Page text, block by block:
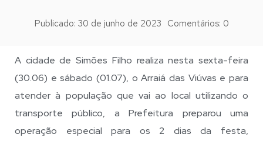
Publicado: 30 de junho de 2023 Comentários: 0
A cidade de Simões Filho realiza nesta sexta-feira
(30.06) e sábado (01.07), o Arraiá das Viúvas e para
atender à população que vai ao local utilizando o
transporte público, a Prefeitura preparou uma
operação especial para os 2 dias da festa,